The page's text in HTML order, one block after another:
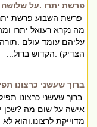
פרשת יתרו .על שלושה
פרשת השבוע פרשת
מה נקרא רעואל יתרו
עליהם עומד עולם
הצדיק) .הקדוש ברול...
ברוך שעשני כרצונו
ברוך שעשני כרצונו
אישה על שום מה ?שכן
מדוייקת לרצונו.והוא